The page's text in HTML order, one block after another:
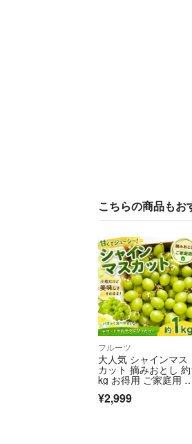
こちらの商品もお
フルーツ
大人気 シャインマス
カット 摘みおとし 約
kg お得用 ご家庭用
どう
¥2,999